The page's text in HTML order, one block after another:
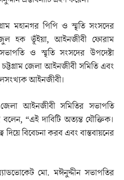
মহানগর পিপি ও স্মৃতি সংসদের
হক ভূঁইয়া, আইনজীবী ফোরাম
সভাপতি ও স্মৃতি সংসদের উপদেষ্টা
জেলা আইনজীবী সমিতি এবং
আইনজীবী।
জেলা আইনজীবী সমিতির সভাপতি
“এই দাবিটি অত্যন্ত যৌক্তিক।
বিবেচনা করব এবং বাস্তবায়নের
মো. মঈনুদ্দীন সভাপতির